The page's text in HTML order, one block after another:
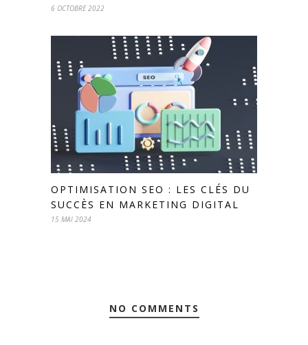
6 OCTOBRE 2022
OPTIMISATION SEO : LES CLÉS DU
SUCCÈS EN MARKETING DIGITAL
15 MAI 2024
NO COMMENTS